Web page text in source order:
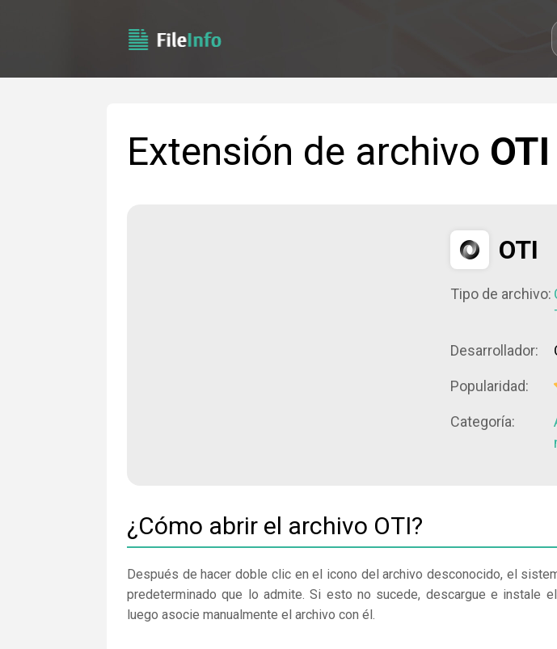
Extensión de archivo OTI
OTI
Tipo de archivo:
Desarrollador:
Popularidad:
Categoría:
¿Cómo abrir el archivo OTI?
Después de hacer doble clic en el icono del archivo desconocido, el
predeterminado que lo admite. Si esto no sucede, descargue e instale
luego asocie manualmente el archivo con él.